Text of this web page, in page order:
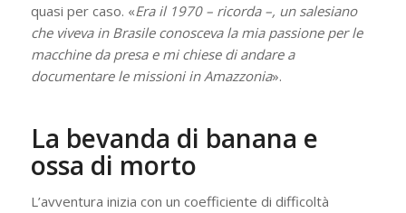
quasi per caso. «Era il 1970 – ricorda –, un salesiano
che viveva in Brasile conosceva la mia passione per le
macchine da presa e mi chiese di andare a
documentare le missioni in Amazzonia».
La bevanda di banana e
ossa di morto
L’avventura inizia con un coefficiente di difficoltà